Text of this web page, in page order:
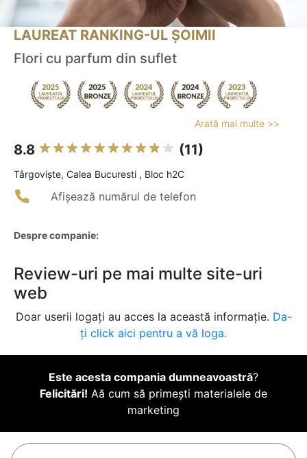
LAUREAT RANKING-UL ȘOIMII
Flori cu parfum din suflet
Arată mai multe >>
8.8 (11)
Târgovişte, Calea Bucuresti , Bloc h2C
Afișează numărul de telefon
Despre companie:
Review-uri pe mai multe site-uri
web
Doar userii logați au acces la această informație. Da-
ți click aici pentru a vă loga.
Este acesta compania dumneavoastră?
Felicitări! Aă cum să primești materialele de
marketing